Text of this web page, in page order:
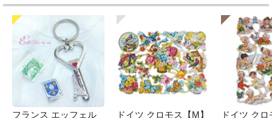
フランス エッフェル
ドイツ クロモス【M】
ドイツ ク